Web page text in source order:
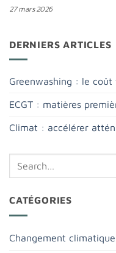
27 mars 2026
DERNIERS ARTICLES
Greenwashing : le
ECGT : matières
Climat : accélérer
CATÉGORIES
Changement climatique